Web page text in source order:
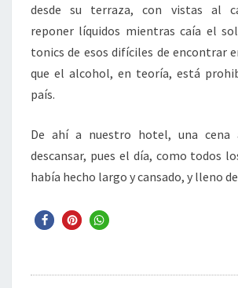
desde su terraza, con vistas al
reponer líquidos mientras caía el
tonics de esos difíciles de encontrar
que el alcohol, en teoría, está
país.
De ahí a nuestro hotel, una cena
descansar, pues el día, como todos
había hecho largo y cansado, y lleno